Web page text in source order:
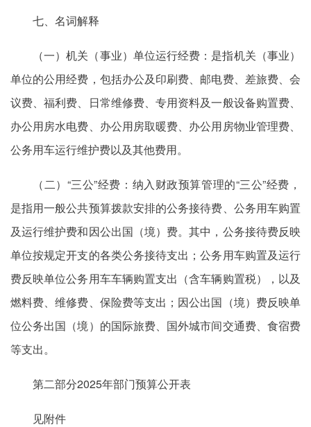
七、名词解释
（一）机关（事业）单位运行经费：是指机关（事业）
单位的公用经费，包括办公及印刷费、邮电费、差旅费、会
议费、福利费、日常维修费、专用资料及一般设备购置费、
办公用房水电费、办公用房取暖费、办公用房物业管理费、
公务用车运行维护费以及其他费用。
（二）“三公”经费：纳入财政预算管理的“三公”经费，
是指用一般公共预算拨款安排的公务接待费、公务用车购置
及运行维护费和因公出国（境）费。其中，公务接待费反映
单位按规定开支的各类公务接待支出；公务用车购置及运行
费反映单位公务用车车辆购置支出（含车辆购置税），以及
燃料费、维修费、保险费等支出；因公出国（境）费反映单
位公务出国（境）的国际旅费、国外城市间交通费、食宿费
等支出。
第二部分2025年部门预算公开表
见附件